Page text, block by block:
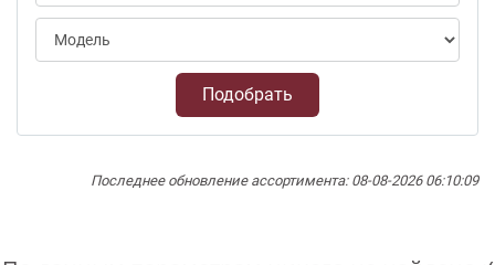
Подобрать
Последнее обновление ассортимента: 08-08-2026 06:10:09